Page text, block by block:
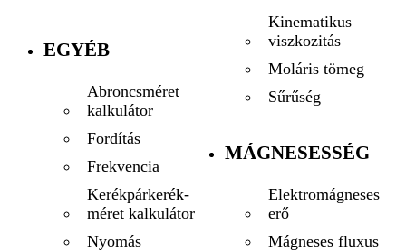
EGYÉB
Abroncsméret
kalkulátor
Fordítás
Frekvencia
Kerékpárkerék-
méret kalkulátor
Nyomás
Kinematikus
viszkozitás
Moláris tömeg
Sűrűség
MÁGNESESSÉG
Elektromágneses
erő
Mágneses fluxus